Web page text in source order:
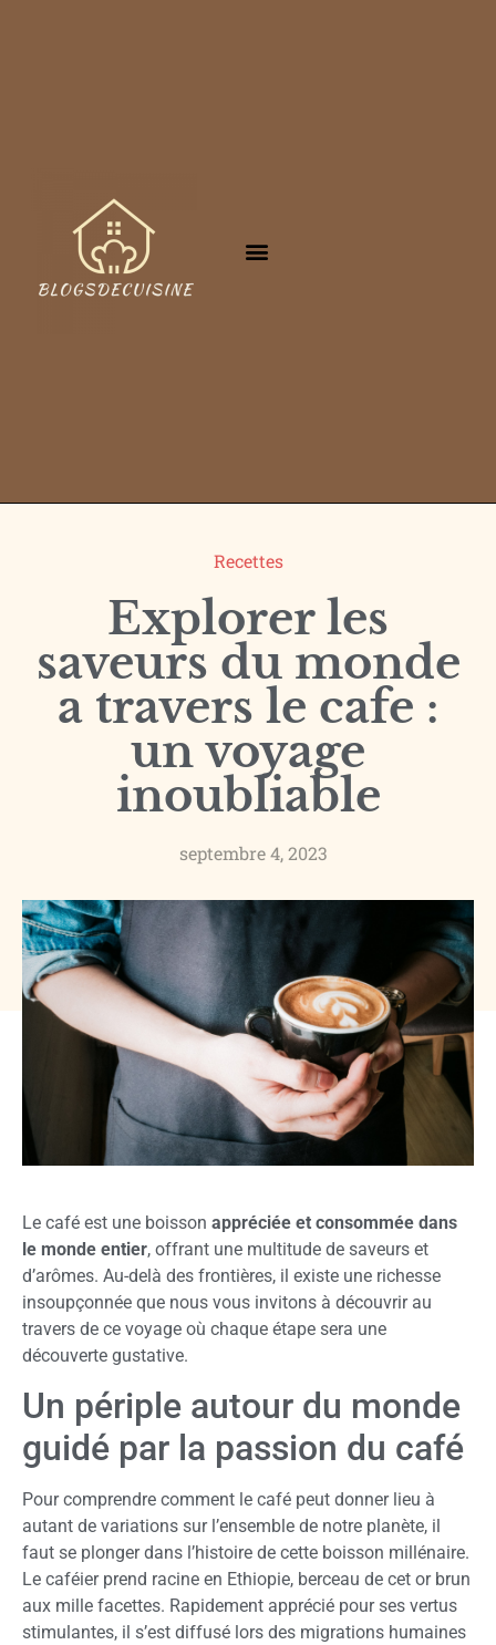
Recettes
Explorer les
saveurs du monde
a travers le cafe :
un voyage
inoubliable
septembre 4, 2023
Le café est une boisson appréciée et consommée dans
le monde entier, offrant une multitude de saveurs et
d’arômes. Au-delà des frontières, il existe une richesse
insoupçonnée que nous vous invitons à découvrir au
travers de ce voyage où chaque étape sera une
découverte gustative.
Un périple autour du monde
guidé par la passion du café
Pour comprendre comment le café peut donner lieu à
autant de variations sur l’ensemble de notre planète, il
faut se plonger dans l’histoire de cette boisson millénaire.
Le caféier prend racine en Ethiopie, berceau de cet or brun
aux mille facettes. Rapidement apprécié pour ses vertus
stimulantes, il s’est diffusé lors des migrations humaines